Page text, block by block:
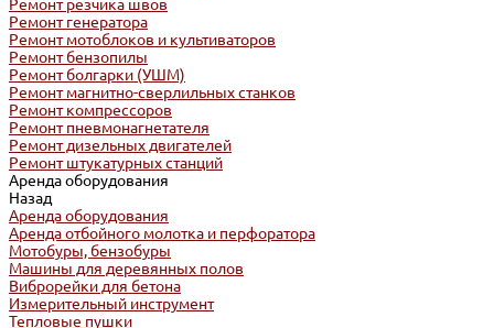
Ремонт резчика швов
Ремонт генератора
Ремонт мотоблоков и культиваторов
Ремонт бензопилы
Ремонт болгарки (УШМ)
Ремонт магнитно-сверлильных станков
Ремонт компрессоров
Ремонт пневмонагнетателя
Ремонт дизельных двигателей
Ремонт штукатурных станций
Аренда оборудования
Назад
Аренда оборудования
Аренда отбойного молотка и перфоратора
Мотобуры, бензобуры
Машины для деревянных полов
Виброрейки для бетона
Измерительный инструмент
Тепловые пушки